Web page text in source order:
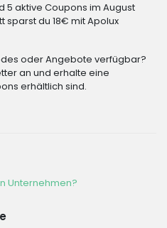
5 aktive Coupons im August
sparst du 18€ mit Apolux
oder Angebote verfügbar?
an und erhalte eine
erhältlich sind.
Unternehmen?